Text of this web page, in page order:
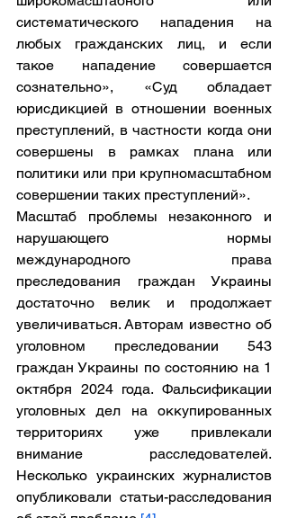
систематического нападения на
любых гражданских лиц, и если
такое нападение совершается
сознательно», «Суд обладает
юрисдикцией в отношении военных
преступлений, в частности когда они
совершены в рамках плана или
политики или при крупномасштабном
совершении таких преступлений».
Масштаб проблемы незаконного и
нарушающего нормы
международного права
преследования граждан Украины
достаточно велик и продолжает
увеличиваться. Авторам известно об
уголовном преследовании 543
граждан Украины по состоянию на 1
октября 2024 года. Фальсификации
уголовных дел на оккупированных
территориях уже привлекали
внимание расследователей.
Несколько украинских журналистов
опубликовали статьи-расследования